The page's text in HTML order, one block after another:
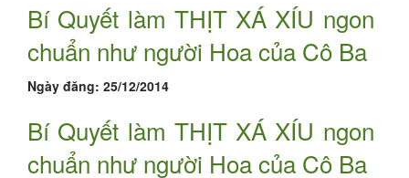
Bí Quyết làm THỊT XÁ XÍU ngon
chuẩn như người Hoa của Cô Ba
Ngày đăng: 25/12/2014
Bí Quyết làm THỊT XÁ XÍU ngon
chuẩn như người Hoa của Cô Ba